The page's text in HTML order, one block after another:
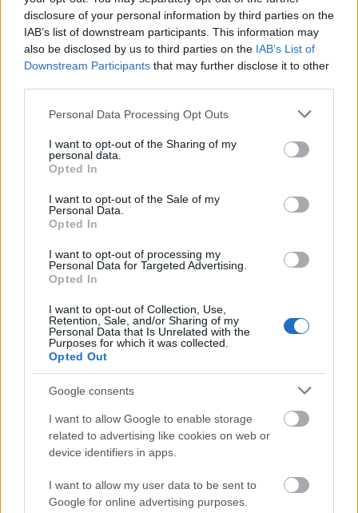
disclosure of your personal information by third parties on the
IAB’s list of downstream participants. This information may
also be disclosed by us to third parties on the IAB’s List of
Downstream Participants that may further disclose it to other
Please note that this website/app uses one or more Google
not limited to your visit or usage behaviour. You may click to
grant or deny consent to Google and its third-party tags to
use your data for below specified purposes in below Google
consent section.
Personal Data Processing Opt Outs
I want to opt-out of the Sharing of my
personal data.
Opted In
I want to opt-out of the Sale of my
Personal Data.
Opted In
I want to opt-out of processing my
Personal Data for Targeted Advertising.
Opted In
I want to opt-out of Collection, Use,
Retention, Sale, and/or Sharing of my
Personal Data that Is Unrelated with the
Purposes for which it was collected.
Opted Out
Google consents
I want to allow Google to enable storage
related to advertising like cookies on web or
device identifiers in apps.
I want to allow my user data to be sent to
Google for online advertising purposes.
Doransky?
Szalonnassy Albin urfi
15 éve
'súlytalan és lúgozott okoskodások'
ez zsenialis, nagyon talalo :)
Bergamol
Szerintem nagyon jó a poszt, én ismerek egy ilyen
fazont. Nulla szakmai multtal könyvet irt a témában
mennyire jó és milyen sokan veszik.
Szánalmas...
manson karcsi
15 éve
@_Dob: ott a pont.
misbelief